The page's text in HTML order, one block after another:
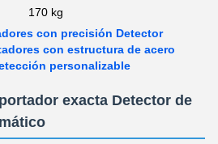
170 kg
con precisión Detector
con estructura de acero
personalizable
exacta Detector de